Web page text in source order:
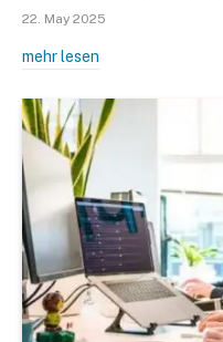
22. May 2025
mehr lesen